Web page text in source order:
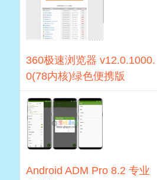
360极速浏览器 v12.0.1000.
0(78内核)绿色便携版
Android ADM Pro 8.2 专业